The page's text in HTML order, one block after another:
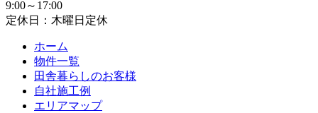
9:00～17:00
定休日：木曜日定休
ホーム
物件一覧
田舎暮らしのお客様
自社施工例
エリアマップ